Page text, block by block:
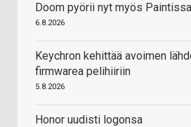
Doom pyörii nyt myös Paintissa
6.8.2026
Keychron kehittää avoimen
firmwarea pelihiiriin
5.8.2026
Honor uudisti logonsa